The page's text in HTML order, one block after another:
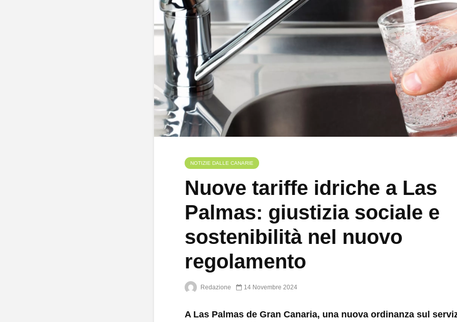
NOTIZIE DALLE CANARIE
Nuove tariffe idriche a Las
Palmas: giustizia sociale e
sostenibilità nel nuovo
regolamento
Redazione 14 Novembre 2024
A Las Palmas de Gran Canaria, una nuova ordinanza sul